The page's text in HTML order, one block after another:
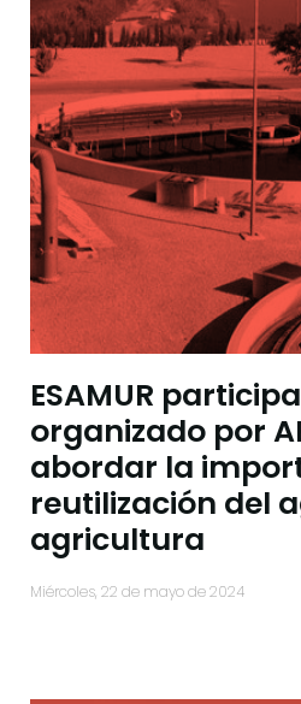
ESAMUR
organizado por
abordar la
reutilización del
agricultura
miércoles, 22 de mayo de 2024